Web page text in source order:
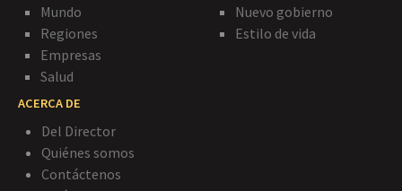
Mundo
Regiones
Empresas
Salud
Nuevo gobierno
Estilo de vida
ACERCA DE
Del Director
Quiénes somos
Contáctenos